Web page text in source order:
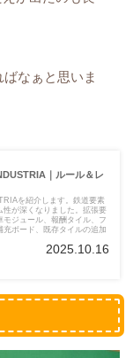
なぁと思いま
｜ルール＆レ
を紹介します。鉄道要素
性が深くなりました。拡張要
ジュール、報酬タイル、フ
充ボード、既存タイルの追加
2025.10.16